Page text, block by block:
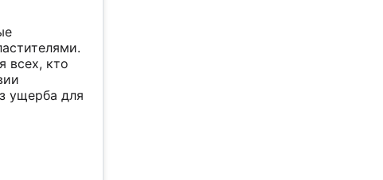
всех, кто
ущерба для